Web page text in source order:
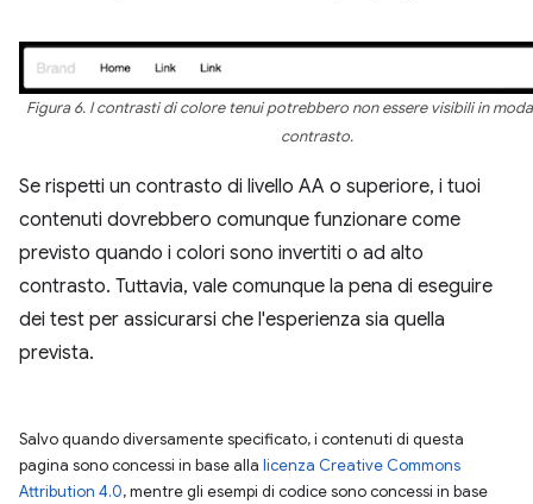
Figura 6. I contrasti di colore tenui potrebbero non essere visibili in
contrasto.
Se rispetti un contrasto di livello AA o superiore, i tuoi
contenuti dovrebbero comunque funzionare come
previsto quando i colori sono invertiti o ad alto
contrasto. Tuttavia, vale comunque la pena di eseguire
dei test per assicurarsi che l'esperienza sia quella
prevista.
Salvo quando diversamente specificato, i contenuti di questa
pagina sono concessi in base alla licenza Creative Commons
Attribution 4.0, mentre gli esempi di codice sono concessi in base